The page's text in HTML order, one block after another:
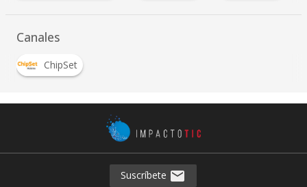
Canales
ChipSet
Suscríbete